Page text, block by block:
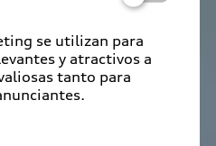
se utilizan para
y atractivos a
tanto para